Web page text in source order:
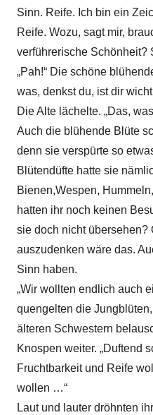
Sinn. Reife. Ich bin ein
Reife. Wozu, sagt mir,
verführerische Schönheit?
„Pah!“ Die schöne
was, denkst du, ist dir
Die Alte lächelte. „Das,
Auch die blühende Blüte
denn sie verspürte so
Blütendüfte hatte sie
Bienen,Wespen,
hatten ihr noch keinen
sie doch nicht übersehen?
auszudenken wäre das.
Sinn haben.
„Wir wollten endlich auch
quengelten die
älteren Schwestern
Knospen weiter. „Duftend
Fruchtbarkeit und Reife
wollen …“
Laut und lauter dröhnten